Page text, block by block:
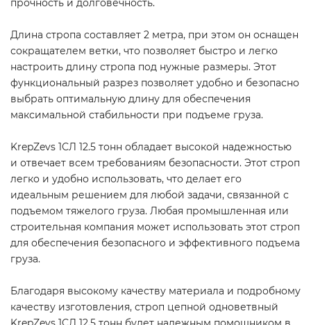
прочность и долговечность.
Длина стропа составляет 2 метра, при этом он оснащен
сокращателем ветки, что позволяет быстро и легко
настроить длину стропа под нужные размеры. Этот
функциональный разрез позволяет удобно и безопасно
выбрать оптимальную длину для обеспечения
максимальной стабильности при подъеме груза.
KrepZevs 1СЛ 12.5 тонн обладает высокой надежностью
и отвечает всем требованиям безопасности. Этот строп
легко и удобно использовать, что делает его
идеальным решением для любой задачи, связанной с
подъемом тяжелого груза. Любая промышленная или
строительная компания может использовать этот строп
для обеспечения безопасного и эффективного подъема
груза.
Благодаря высокому качеству материала и подробному
качеству изготовления, строп цепной одноветвный